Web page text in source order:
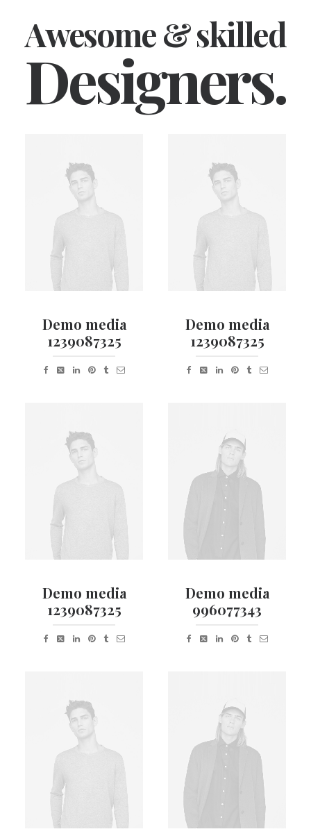
Awesome & skilled
Designers.
Demo media
1239087325
Demo media
1239087325
Demo media
1239087325
Demo media
996077343